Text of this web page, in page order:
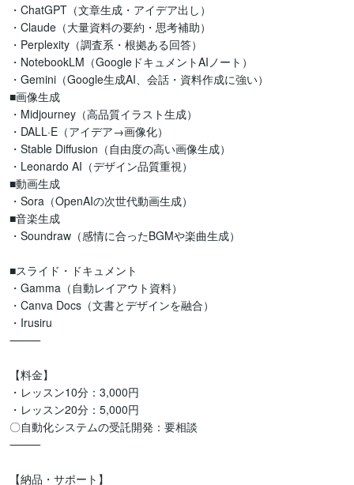
・ChatGPT（文章生成・アイデア出し）
・Claude（大量資料の要約・思考補助）
・Perplexity（調査系・根拠ある回答）
・NotebookLM（GoogleドキュメントAIノート）
・Gemini（Google生成AI、会話・資料作成に強い）
■画像生成
・Midjourney（高品質イラスト生成）
・DALL·E（アイデア→画像化）
・Stable Diffusion（自由度の高い画像生成）
・Leonardo AI（デザイン品質重視）
■動画生成
・Sora（OpenAIの次世代動画生成）
■音楽生成
・Soundraw（感情に合ったBGMや楽曲生成）
■スライド・ドキュメント
・Gamma（自動レイアウト資料）
・Canva Docs（文書とデザインを融合）
・Irusiru
⸻
【料金】
・レッスン10分：3,000円
・レッスン20分：5,000円
〇自動化システムの受託開発：要相談
⸻
【納品・サポート】